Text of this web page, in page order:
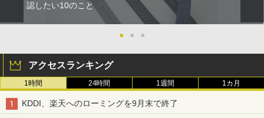
認したい10のこと
● ● ●
アクセスランキング
1時間 24時間 1週間 1カ月
KDDI、楽天へのローミングを9月末で終了